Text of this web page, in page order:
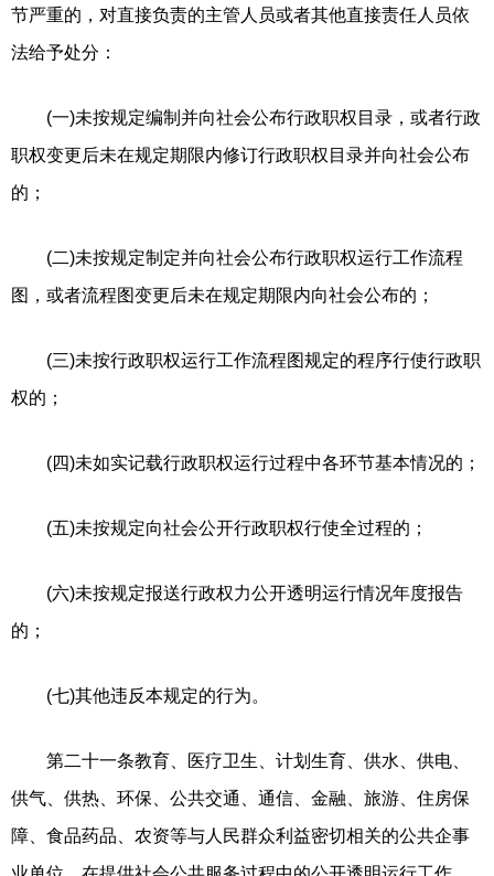
节严重的，对直接负责的主管人员或者其他直接责任人员依
法给予处分：
(一)未按规定编制并向社会公布行政职权目录，或者行政
职权变更后未在规定期限内修订行政职权目录并向社会公布
的；
(二)未按规定制定并向社会公布行政职权运行工作流程
图，或者流程图变更后未在规定期限内向社会公布的；
(三)未按行政职权运行工作流程图规定的程序行使行政职
权的；
(四)未如实记载行政职权运行过程中各环节基本情况的；
(五)未按规定向社会公开行政职权行使全过程的；
(六)未按规定报送行政权力公开透明运行情况年度报告
的；
(七)其他违反本规定的行为。
第二十一条教育、医疗卫生、计划生育、供水、供电、
供气、供热、环保、公共交通、通信、金融、旅游、住房保
障、食品药品、农资等与人民群众利益密切相关的公共企事